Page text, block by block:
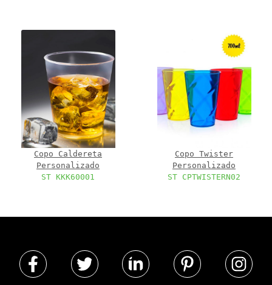
Copo Caldereta
Personalizado
ST KKK60001
Copo Twister
Personalizado
ST CPTWISTERN02